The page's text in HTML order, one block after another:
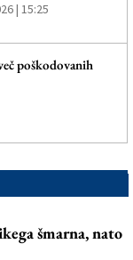
| 15:25
poškodovanih
šmarna, nato